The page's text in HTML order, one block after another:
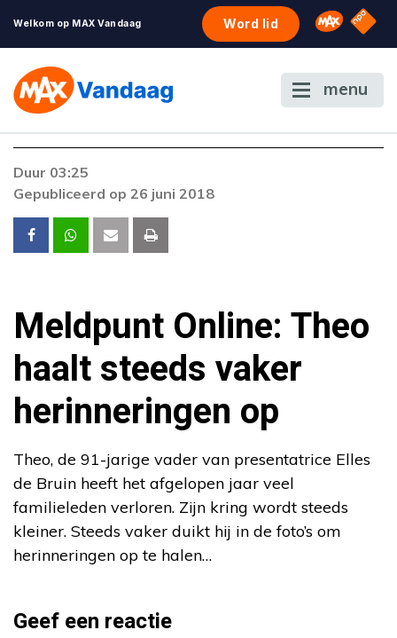
Welkom op MAX Vandaag Word lid Omroep
NPO
menu
Duur 03:25
Gepubliceerd op 26 juni 2018
Meldpunt Online: Theo
haalt steeds vaker
herinneringen op
Theo, de 91-jarige vader van presentatrice Elles
de Bruin heeft het afgelopen jaar veel
familieleden verloren. Zijn kring wordt steeds
kleiner. Steeds vaker duikt hij in de foto’s om
herinneringen op te halen…
Geef een reactie